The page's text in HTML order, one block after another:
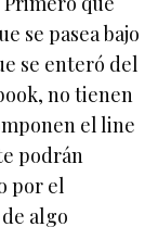
se pasea bajo
se enteró del
no tienen
el line
podrán
por el
algo